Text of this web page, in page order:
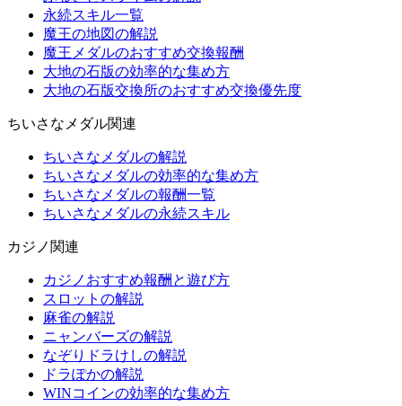
永続スキル一覧
魔王の地図の解説
魔王メダルのおすすめ交換報酬
大地の石版の効率的な集め方
大地の石版交換所のおすすめ交換優先度
ちいさなメダル関連
ちいさなメダルの解説
ちいさなメダルの効率的な集め方
ちいさなメダルの報酬一覧
ちいさなメダルの永続スキル
カジノ関連
カジノおすすめ報酬と遊び方
スロットの解説
麻雀の解説
ニャンバーズの解説
なぞりドラけしの解説
ドラぽかの解説
WINコインの効率的な集め方